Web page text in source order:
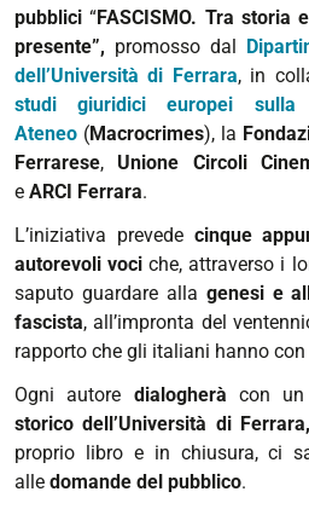
fascismo-
3-
marzo
Fascismo.
Tra
storia
e
memoria,
tra
passato
e
presente
Primo
incontro
2023-
03-
pubblici “FASCISMO. Tra storia
presente”, promosso dal
dell’Università di Ferrara, in
studi giuridici europei
Ateneo (Macrocrimes), la
Ferrarese, Unione Circoli
e ARCI Ferrara.
L’iniziativa prevede cinque
autorevoli voci che, attraverso i
saputo guardare alla genesi e
fascista, all’impronta del
rapporto che gli italiani hanno
Ogni autore dialogherà con un
storico dell’Università di Ferrara,
proprio libro e in chiusura, ci
alle domande del pubblico.